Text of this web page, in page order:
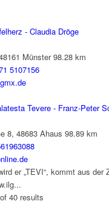
- Claudia Dröge
Münster 98.28 km
5107156
Tevere - Franz-Peter
8, 48683 Ahaus 98.89 km
er „TEVI“, kommt aus der
40 results